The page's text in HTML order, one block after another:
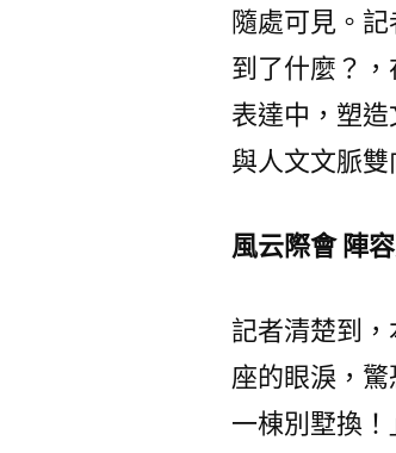
隨處可見。
到了什麼？
表達中，塑
與人文文脈雙
風云際會 陣
記者清楚到
座的眼淚，
一棟別墅換！